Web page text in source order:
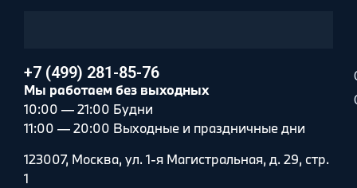
+7 (499) 281-85-76
Мы работаем без выходных
10:00 — 21:00 Будни
11:00 — 20:00 Выходные и праздничные дни
123007, Москва, ул. 1-я Магистральная, д. 29, стр.
1